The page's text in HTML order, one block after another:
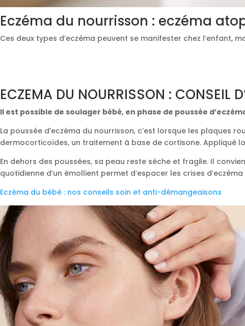
Eczéma du nourrisson : eczéma
Ces deux types d’eczéma peuvent se manifester chez
ECZEMA DU NOURRISSON : CONSEIL
Il est possible de soulager bébé, en phase de poussée
La poussée d’eczéma du nourrisson, c’est lorsque les plaques
dermocorticoïdes, un traitement à base de cortisone. Appliqué
En dehors des poussées, sa peau reste sèche et fragile. Il
quotidienne d’un émollient permet d’espacer les crises
Eczéma du bébé : nos conseils soin et anti-démangeaisons